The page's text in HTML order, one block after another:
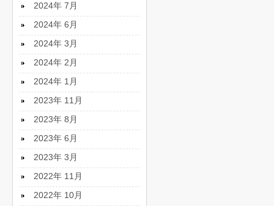
2024年 7月
2024年 6月
2024年 3月
2024年 2月
2024年 1月
2023年 11月
2023年 8月
2023年 6月
2023年 3月
2022年 11月
2022年 10月